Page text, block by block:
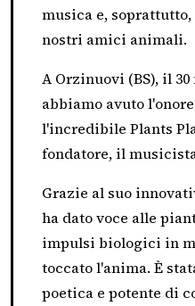
musica e,
nostri amici animali.
A Orzinuovi (BS), il 30
abbiamo avuto
l'incredibile Plants
fondatore, il
Grazie al suo
ha dato voce alle
impulsi biologici in
toccato l'anima. È
poetica e potente di